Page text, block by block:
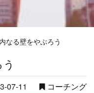
なる壁をやぶろう
07-11 コーチング